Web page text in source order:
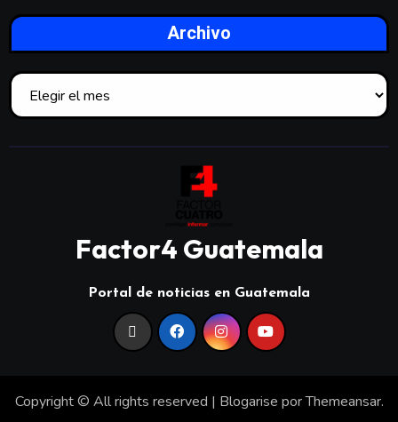
Archivo
Factor4 Guatemala
Portal de noticias en Guatemala
Copyright © All rights reserved | Blogarise porThemeansar.